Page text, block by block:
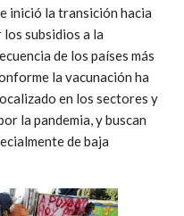
inició la transición hacia
subsidios a la
de los países más
la vacunación ha
en los sectores y
la pandemia, y buscan
de baja